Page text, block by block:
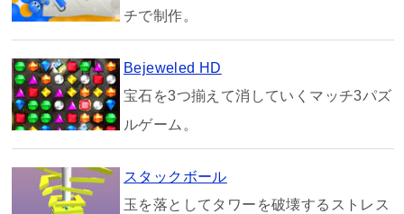
チで制作。
Bejeweled HD
宝石を3つ揃えて消していくマッチ3パズ
ルゲーム。
スタックボール
玉を落としてタワーを破壊するストレス